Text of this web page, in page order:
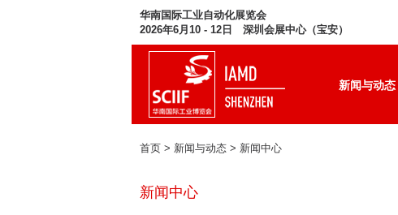
华南国际工业自动化展览会
2026年6月10 - 12日 深圳会展中心（宝安）
新闻与动态
首页 > 新闻与动态 > 新闻中心
新闻中心